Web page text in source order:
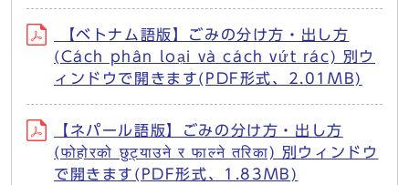
【ベトナム語版】ごみの分け方・出し方
(Cách phân loại và cách vứt rác) 別ウ
ィンドウで開きます(PDF形式、2.01MB)
【ネパール語版】ごみの分け方・出し方
(फोहोरको छुट्याउने र फाल्ने तरिका) 別ウィンドウ
で開きます(PDF形式、1.83MB)